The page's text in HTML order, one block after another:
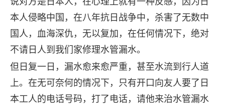
本人侵略中国，在八年抗日战争中，杀害了无数中
国人，血海深仇，无以复加，在任何情况下，绝对
不请日人到我们家修理水管漏水。
但日复一日，漏水愈来愈严重，甚至水流到行人道
上。在无可奈何的情况下，只有开口向友人要了日
本工人的电话号码，打了电话，请他来治水管漏水